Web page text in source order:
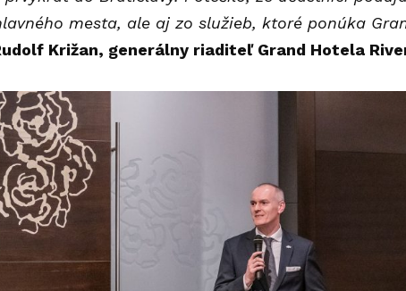
mesta, ale aj zo služieb, ktoré ponúka
Križan, generálny riaditeľ Grand Hotela